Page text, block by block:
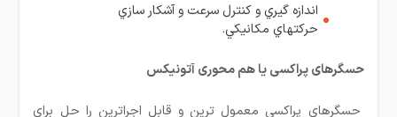
اندازه گيري و كنترل سرعت و آشكار سازي
حركتهاي مكانيكي.
حسگرهای پراکسی یا هم محوری آتونیکس
حسگرهای پراکسی معمول ترین و قابل اجراترین را حل برای